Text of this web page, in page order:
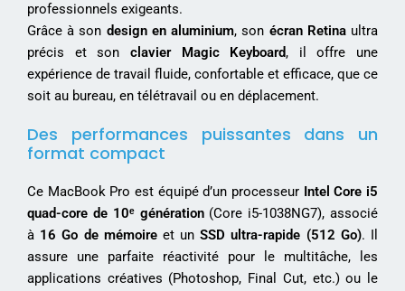
professionnels exigeants.
Grâce à son design en aluminium, son écran Retinaultra
précis et son clavier Magic Keyboard, il offre une
expérience de travail fluide, confortable et efficace, que ce
soit au bureau, en télétravail ou en déplacement.
Des performances puissantes dans un
format compact
Ce MacBook Pro est équipé d’un processeur Intel Core i5
quad-core de 10ᵉ génération(Core i5-1038NG7), associé
à 16 Go de mémoire et unSSD ultra-rapide (512 Go). Il
assure une parfaite réactivité pour le multitâche, les
applications créatives (Photoshop, Final Cut, etc.) ou le